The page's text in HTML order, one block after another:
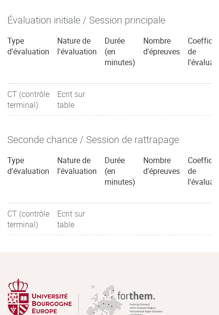
Évaluation initiale / Session principale
Type
d'évaluation
Nature de
l'évaluation
Durée
(en
minutes)
Nombre
d'épreuves
de
CT (contrôle
terminal)
Ecrit sur
table
Seconde chance / Session de rattrapage
Type
d'évaluation
Nature de
l'évaluation
Durée
(en
minutes)
Nombre
d'épreuves
de
CT (contrôle
terminal)
Ecrit sur
table